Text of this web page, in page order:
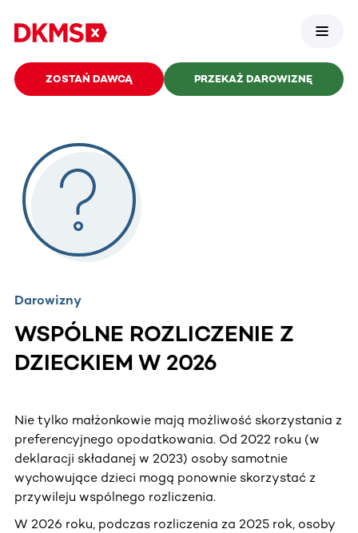
ZOSTAŃ DAWCĄ PRZEKAŻ DAROWIZNĘ
Darowizny
WSPÓLNE ROZLICZENIE Z
DZIECKIEM W 2026
Nie tylko małżonkowie mają możliwość skorzystania z
preferencyjnego opodatkowania. Od 2022 roku (w
deklaracji składanej w 2023) osoby samotnie
wychowujące dzieci mogą ponownie skorzystać z
przywileju wspólnego rozliczenia.
W 2026 roku, podczas rozliczenia za 2025 rok, osoby